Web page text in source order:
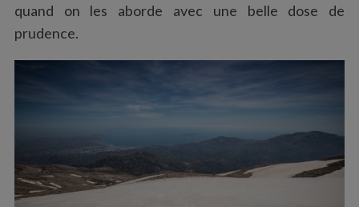
quand on les aborde avec une belle dose de
prudence.